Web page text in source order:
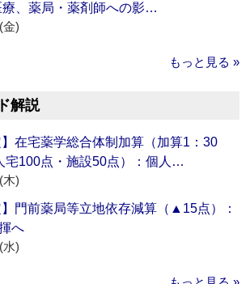
療、薬局・薬剤師への影…
金)
もっと見る »
解説
】在宅薬学総合体制加算（加算1：30
宅100点・施設50点）：個人…
木)
】門前薬局等立地依存減算（▲15点）：
へ
水)